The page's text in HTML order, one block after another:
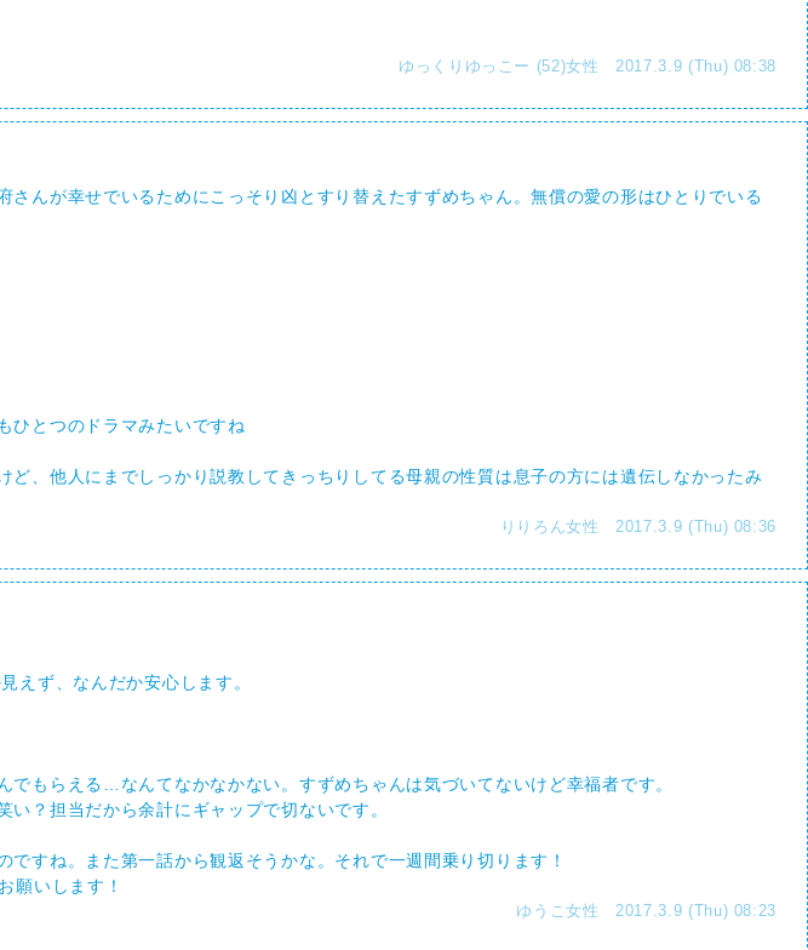
ゆっくりゆっこー (52)女性 2017.3.9 (Thu) 08:38
んが幸せでいるためにこっそり凶とすり替えたすずめちゃん。無償の愛の形はひとりでいる
ひとつのドラマみたいですね
、他人にまでしっかり説教してきっちりしてる母親の性質は息子の方には遺伝しなかったみ
りりろん女性 2017.3.9 (Thu) 08:36
えず、なんだか安心します。
もらえる…なんてなかなかない。すずめちゃんは気づいてないけど幸福者です。
？担当だから余計にギャップで切ないです。
すね。また第一話から観返そうかな。それで一週間乗り切ります！
願いします！
ゆうこ女性 2017.3.9 (Thu) 08:23